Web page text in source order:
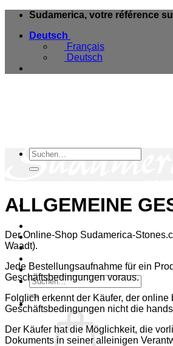
Skip
content
Sudamerica, votre référence
Deutsch
Français
Deutsch
Blog Mineralien
Geschäfte
Kontakt
Suche
nach:
Suche
nach:
ALLGEMEINE
Der Online-Shop Sudamerica-
Waadt).
Jede Bestellungsaufnahme für ein
Geschäftsbedingungen voraus.
Folglich erkennt der Käufer, der
Geschäftsbedingungen nicht die
Der Käufer hat die Möglichkeit, die
Dokuments in seiner alleinigen